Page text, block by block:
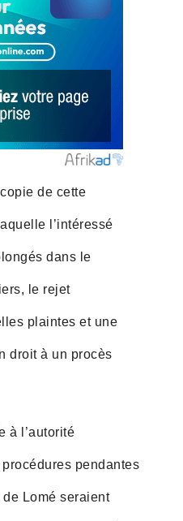
de cette
l’intéressé
dans le
le rejet
plaintes et une
droit à un procès
à l’autorité
pendantes
de Lomé seraient